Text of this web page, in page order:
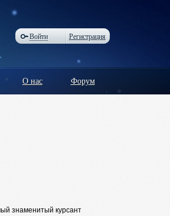
Войти Регистрация
О нас Форум
знаменитый курсант